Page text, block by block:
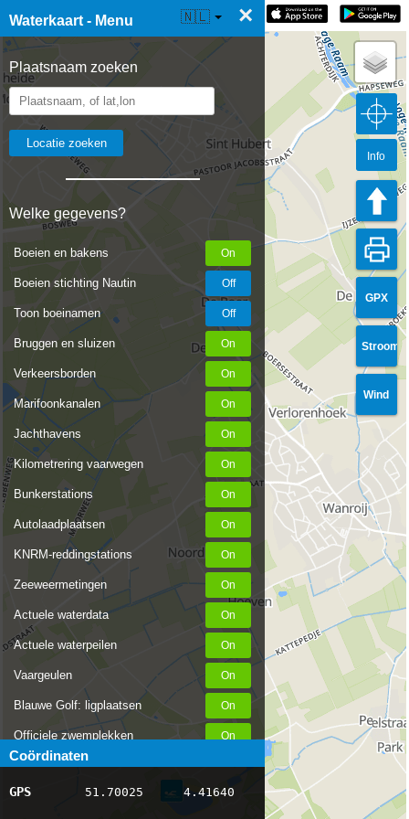
Waterkaart - Menu ×
Plaatsnaam zoeken
Welke gegevens?
Boeien en bakens
Boeien stichting Nautin
Toon boeinamen
Bruggen en sluizen
Verkeersborden
Marifoonkanalen
Jachthavens
Kilometrering vaarwegen
Bunkerstations
Autolaadplaatsen
KNRM-reddingstations
Zeeweermetingen
Actuele waterdata
Actuele waterpeilen
Vaargeulen
Blauwe Golf: ligplaatsen
Officiele zwemplekken
Stremmingen/hinder
AIS scheepsposities
Coördinaten
GPS 51.70025 4.41640
☰ Waterkaart Live 🇳🇱
GPX
Stroom
Wind
Info